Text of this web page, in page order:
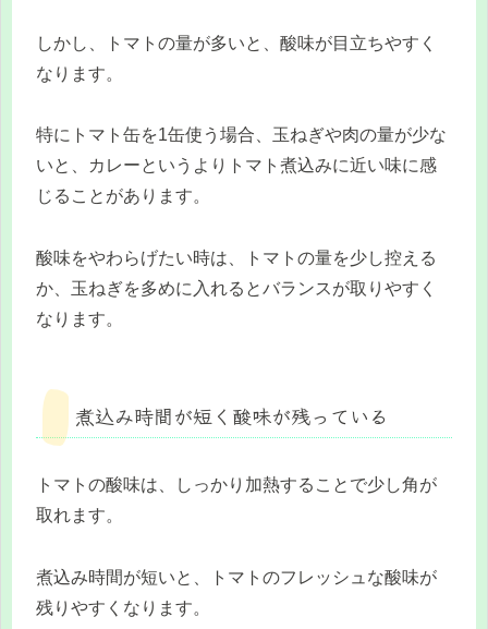
しかし、トマトの量が多いと、酸味が目立ちやすく
なります。
特にトマト缶を1缶使う場合、玉ねぎや肉の量が少な
いと、カレーというよりトマト煮込みに近い味に感
じることがあります。
酸味をやわらげたい時は、トマトの量を少し控える
か、玉ねぎを多めに入れるとバランスが取りやすく
なります。
煮込み時間が短く酸味が残っている
トマトの酸味は、しっかり加熱することで少し角が
取れます。
煮込み時間が短いと、トマトのフレッシュな酸味が
残りやすくなります。